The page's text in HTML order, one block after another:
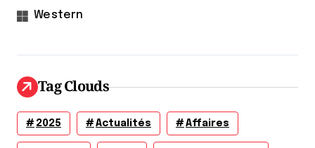
Western
Tag Clouds
2025 Actualités Affaires